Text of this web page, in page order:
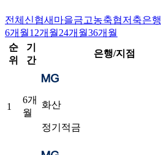
전체 신협새마을금고농축협저축은행
6개월12개월24개월36개월
순
위
기
간
은행/지점
1
6개
월
화산
정기적금